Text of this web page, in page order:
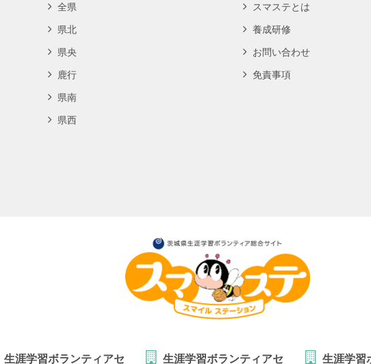
全県
県北
県央
鹿行
県南
県西
スマステとは
養成研修
お問い合わせ
免責事項
生涯学習ボランティアセ 生涯学習ボランティアセ 生涯学習